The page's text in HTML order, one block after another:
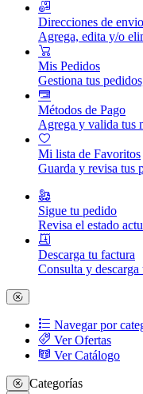
Direcciones de envio
Agrega, edita y/o
Mis Pedidos
Gestiona tus
Métodos de Pago
Agrega y valida tus
Mi lista de Favoritos
Guarda y revisa tus
Sigue tu pedido
Revisa el estado
Descarga tu factura
Consulta y descarga
Navegar por
Ver Ofertas
Ver Catálogo
Categorías